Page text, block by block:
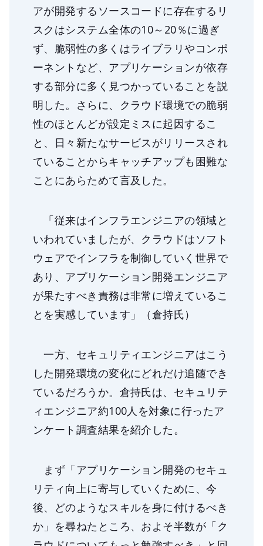
アが開発するソースコードに存在するリ
スクはシステム全体の10～20％に過ぎ
ず、脆弱性の多くはライブラリやコンポ
ーネントなど、アプリケーションが依存
する部分に多く見つかっていることを説
明した。さらに、クラウド環境での脆弱
性のほとんどが設定ミスに起因するこ
と、日々新たなサービスがリリースされ
ていることからキャッチアップも困難な
ことにあらためて言及した。
「従来はインフラエンジニアの領域と
いわれていましたが、クラウドはソフト
ウェアでインフラを制御していく世界で
あり、アプリケーション開発エンジニア
が果たすべき責務は非常に増えているこ
とを実感しています」（倉持氏）
一方、セキュリティエンジニアはこう
した開発環境の変化にどれだけ追随でき
ているだろうか。倉持氏は、セキュリテ
ィエンジニア約100人を対象に行ったア
ンケート調査結果を紹介した。
まず「アプリケーション開発のセキュ
リティ向上に寄与していくために、今
後、どのようなスキルを身に付けるべき
か」を尋ねたところ、およそ半数が「ク